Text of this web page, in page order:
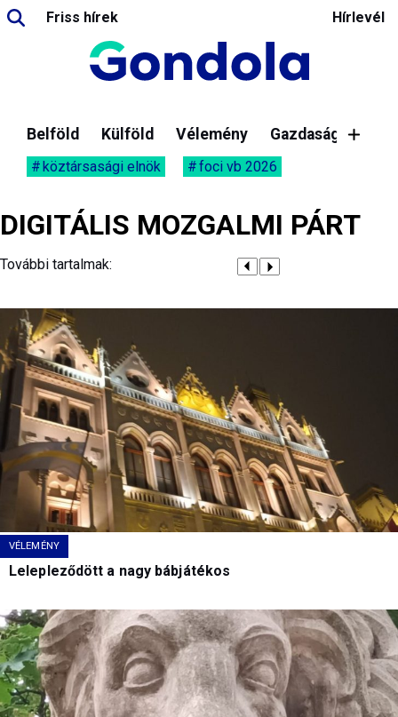
Friss hírek Hírlevél
Belföld Külföld Vélemény Gazdaság
köztársasági elnök foci vb 2026
DIGITÁLIS MOZGALMI PÁRT
További tartalmak:
VÉLEMÉNY
Lelepleződött a nagy bábjátékos